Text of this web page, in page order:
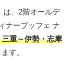
は、2階オールデ
ナーブッフェ ナ
重～伊勢・志摩
す。